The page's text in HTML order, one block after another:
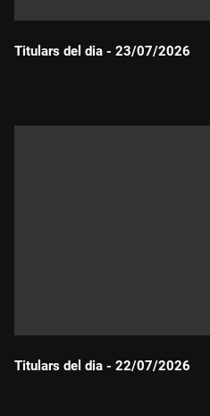
Titulars del dia - 23/07/2026
Titulars del dia - 22/07/2026